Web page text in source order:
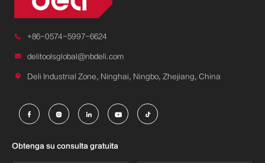
 +86-0574-5997-6624
 delitoolsglobal@nbdeli.com
 Deli Industrial Zone, Ninghai, Ningbo, Zhejiang, China
    
Obtenga su consulta gratuita